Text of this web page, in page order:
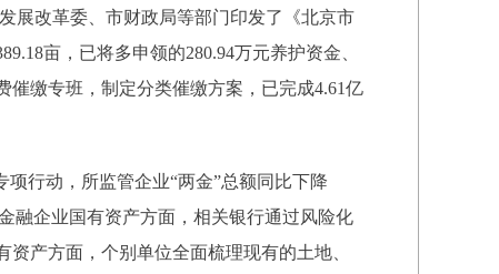
展改革委、市财政局等部门印发了《北京市
亩，已将多申领的280.94万元养护资金、
缴专班，制定分类催缴方案，已完成4.61亿
行动，所监管企业“两金”总额同比下降
融企业国有资产方面，相关银行通过风险化
产方面，个别单位全面梳理现有的土地、